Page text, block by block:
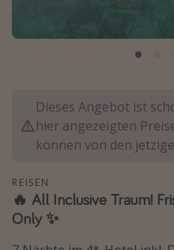
Tulum Urlaub
Reisethemen
Wellnessurlaub
Disneyland Paris
Roadtrips
Dieses Angebot ist
hier angezeigten
können von den
REISEN
🔥 All Inclusive Traum!
Only ✨